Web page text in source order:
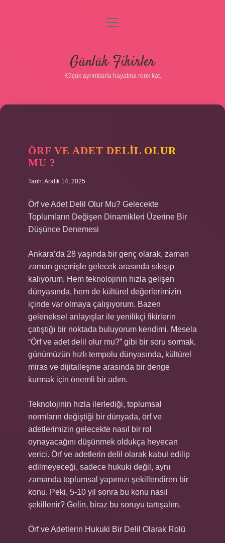
Gizlilik Politikası
Hakkımızda
menüyü
Günlük Fikirler
Küçük ayrıntılarla hayatına renk kat.
ÖRF VE ADET DELIL OLUR
MU ?
Tarih: Aralık 14, 2025
Örf ve Adet Delil Olur Mu? Gelecekte
Toplumların Değişen Dinamikleri Üzerine Bir
Düşünce Denemesi
Ankara’da 28 yaşında bir genç olarak, zaman
zaman geçmişle gelecek arasında sıkışıp
kalıyorum. Hem teknolojinin hızla gelişen
dünyasında, hem de kültürel değerlerimizin
içinde var olmaya çalışıyorum. Bazen
geleneksel anlayışlar ile yenilikçi fikirlerin
çatıştığı bir noktada buluyorum kendimi. Mesela
“Örf ve adet delil olur mu?” gibi bir soru sormak,
günümüzün hızlı tempolu dünyasında, kültürel
miras ve dijitalleşme arasında bir denge
kurmak için önemli bir adım.
Teknolojinin hızla ilerlediği, toplumsal
normların değiştiği bir dünyada, örf ve
adetlerimizin gelecekte nasıl bir rol
oynayacağını düşünmek oldukça heyecan
verici. Örf ve adetlerin delil olarak kabul edilip
edilmeyeceği, sadece hukuki değil, aynı
zamanda toplumsal yapımızı şekillendiren bir
konu. Peki, 5-10 yıl sonra bu konu nasıl
şekillenir? Gelin, biraz bu soruyu tartışalım.
Örf ve Adetlerin Hukuki Bir Delil Olarak Rolü